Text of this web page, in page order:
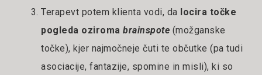
Terapevt potem klienta vodi, da locira točke
pogleda oziroma brainspote (možganske
točke), kjer najmočneje čuti te občutke (pa tudi
asociacije, fantazije, spomine in misli), ki so